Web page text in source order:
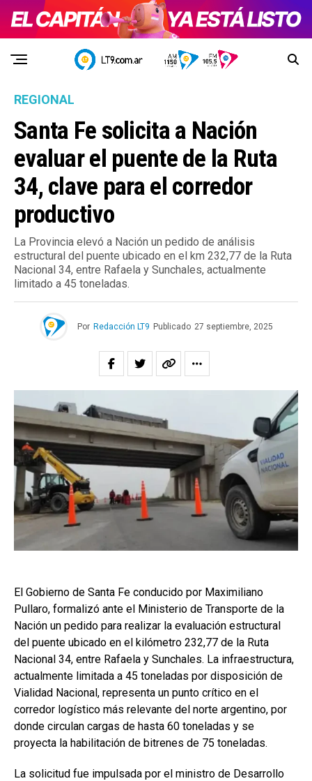
REGIONAL
Santa Fe solicita a Nación
evaluar el puente de la Ruta
34, clave para el corredor
productivo
La Provincia elevó a Nación un pedido de análisis
estructural del puente ubicado en el km 232,77 de la Ruta
Nacional 34, entre Rafaela y Sunchales, actualmente
limitado a 45 toneladas.
Por Redacción LT9 Publicado 27 septiembre, 2025
El Gobierno de Santa Fe conducido por Maximiliano
Pullaro, formalizó ante el Ministerio de Transporte de la
Nación un pedido para realizar la evaluación estructural
del puente ubicado en el kilómetro 232,77 de la Ruta
Nacional 34, entre Rafaela y Sunchales. La infraestructura,
actualmente limitada a 45 toneladas por disposición de
Vialidad Nacional, representa un punto crítico en el
corredor logístico más relevante del norte argentino, por
donde circulan cargas de hasta 60 toneladas y se
proyecta la habilitación de bitrenes de 75 toneladas.
La solicitud fue impulsada por el ministro de Desarrollo